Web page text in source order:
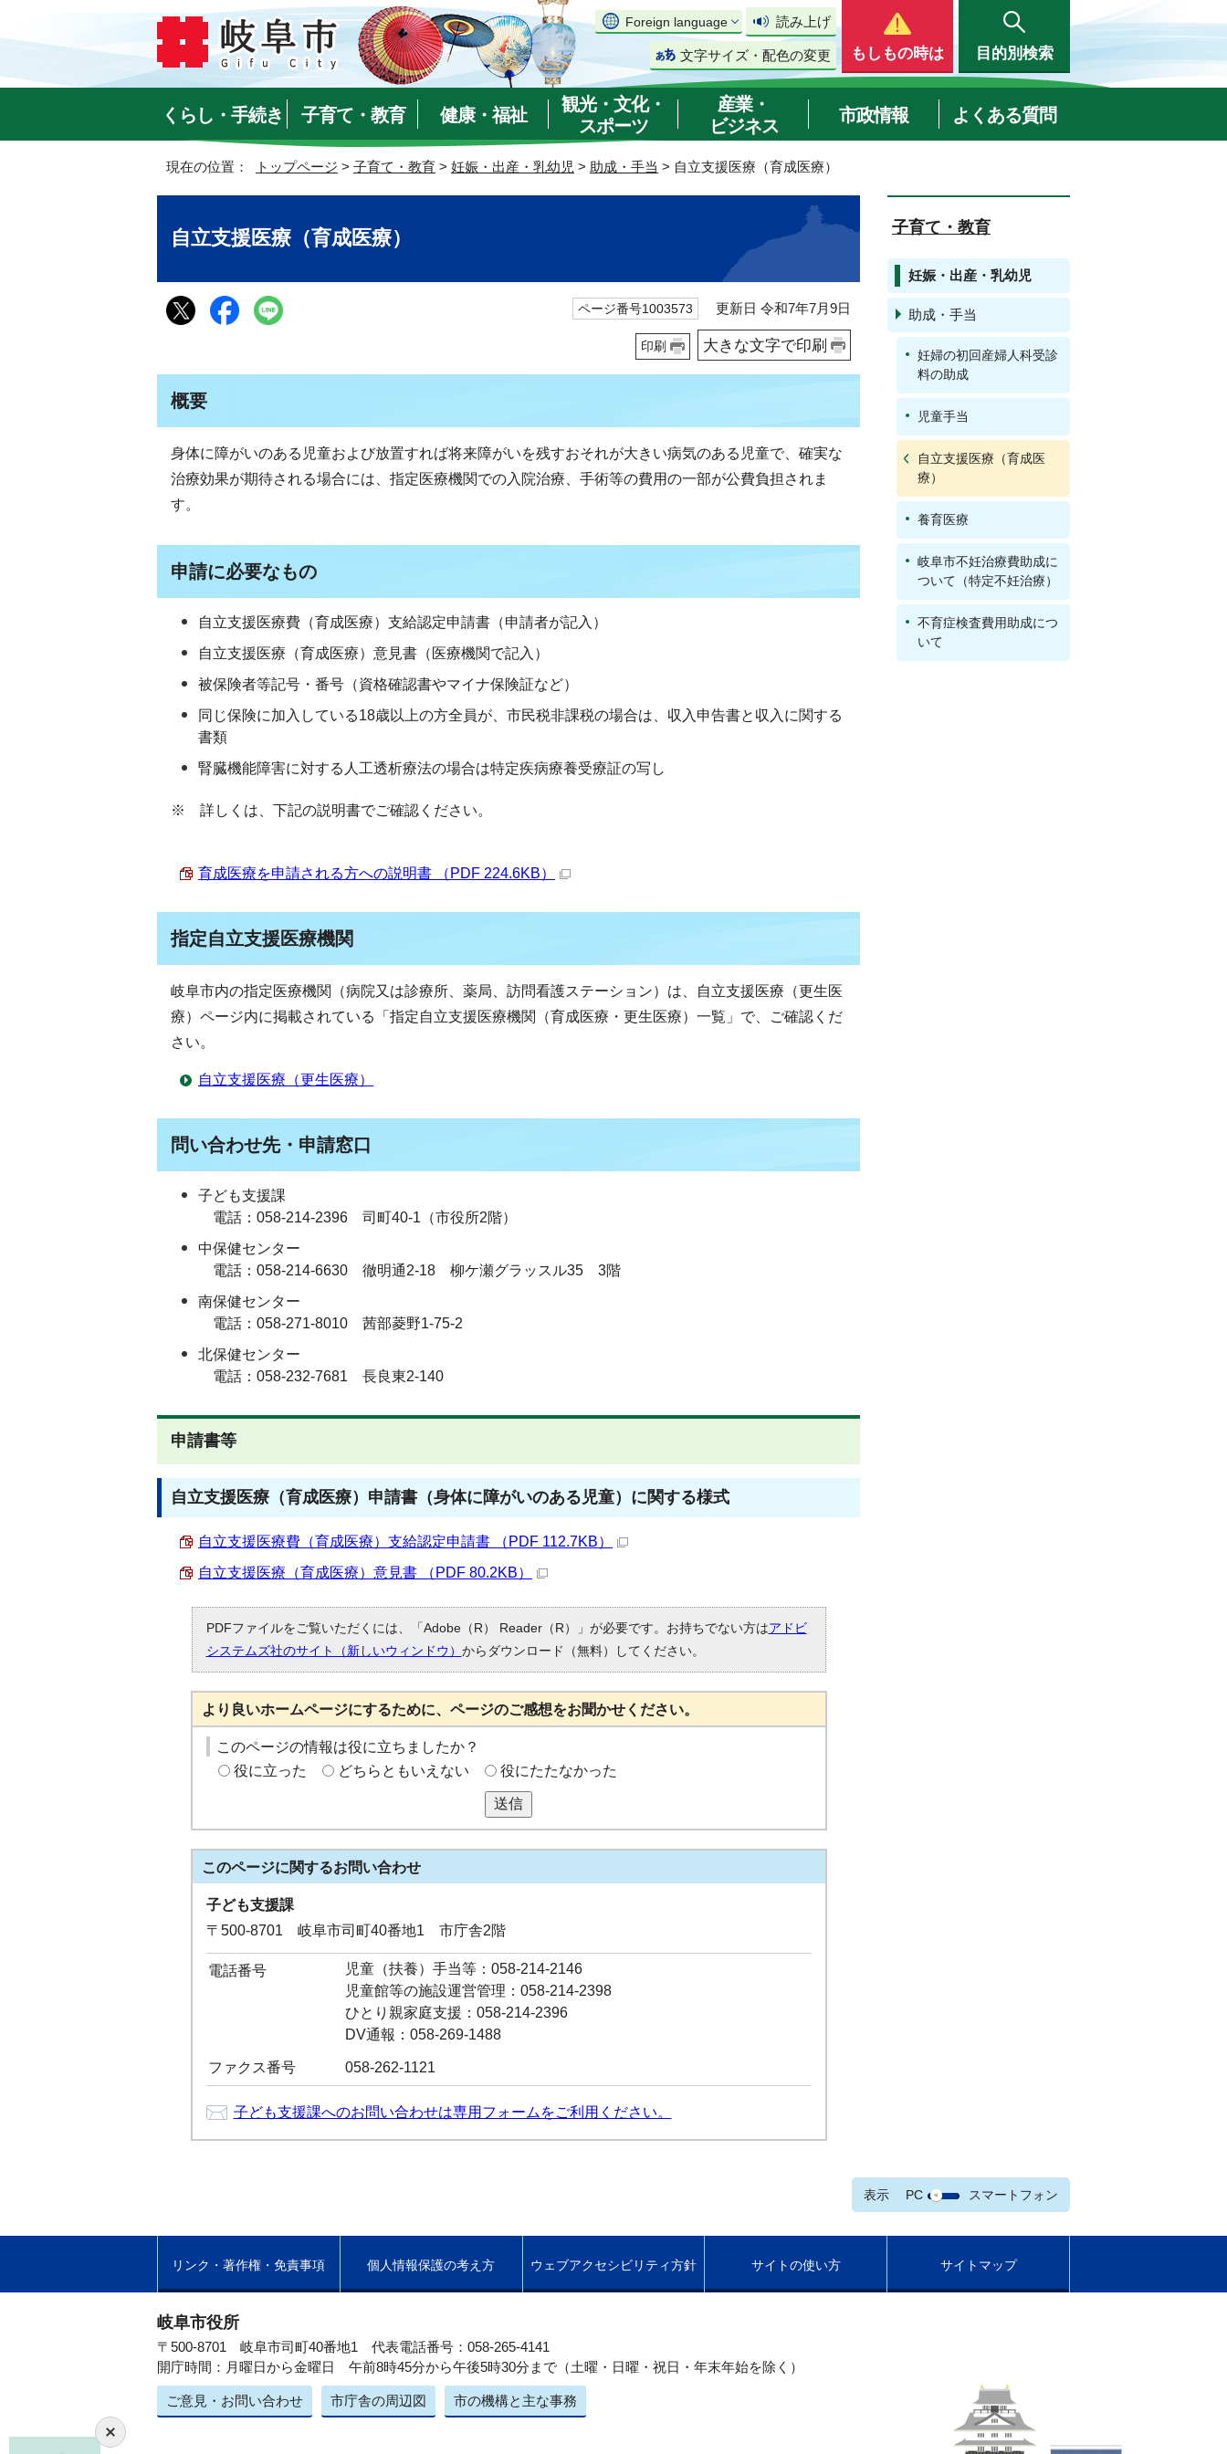
Foreign language 読み上げ
文字サイズ・配色の変更 もしもの時は 目的別検索
くらし・手続き 子育て・教育 健康・福祉
観光・文化・
スポーツ
産業・
ビジネス
市政情報 よくある質問
現在の位置： トップページ > 子育て・教育 > 妊娠・出産・乳幼児 > 助成・手当 > 自立支援医療（育成医療）
自立支援医療（育成医療）
ページ番号1003573 更新日 令和7年7月9日
印刷 大きな文字で印刷
概要
身体に障がいのある児童および放置すれば将来障がいを残すおそれが大きい病気のある児童で、確実な
治療効果が期待される場合には、指定医療機関での入院治療、手術等の費用の一部が公費負担されま
す。
申請に必要なもの
自立支援医療費（育成医療）支給認定申請書（申請者が記入）
自立支援医療（育成医療）意見書（医療機関で記入）
被保険者等記号・番号（資格確認書やマイナ保険証など）
同じ保険に加入している18歳以上の方全員が、市民税非課税の場合は、収入申告書と収入に関する
書類
腎臓機能障害に対する人工透析療法の場合は特定疾病療養受療証の写し
※ 詳しくは、下記の説明書でご確認ください。
育成医療を申請される方への説明書 （PDF 224.6KB）
指定自立支援医療機関
岐阜市内の指定医療機関（病院又は診療所、薬局、訪問看護ステーション）は、自立支援医療（更生医
療）ページ内に掲載されている「指定自立支援医療機関（育成医療・更生医療）一覧」で、ご確認くだ
さい。
自立支援医療（更生医療）
問い合わせ先・申請窓口
子ども支援課
電話：058-214-2396 司町40-1（市役所2階）
中保健センター
電話：058-214-6630 徹明通2-18 柳ケ瀬グラッスル35 3階
南保健センター
電話：058-271-8010 茜部菱野1-75-2
北保健センター
電話：058-232-7681 長良東2-140
申請書等
自立支援医療（育成医療）申請書（身体に障がいのある児童）に関する様式
自立支援医療費（育成医療）支給認定申請書 （PDF 112.7KB）
自立支援医療（育成医療）意見書 （PDF 80.2KB）
PDFファイルをご覧いただくには、「Adobe（R） Reader（R）」が必要です。お持ちでない方はアドビ
システムズ社のサイト（新しいウィンドウ） からダウンロード（無料）してください。
より良いホームページにするために、ページのご感想をお聞かせください。
このページの情報は役に立ちましたか？
役に立った
どちらともいえない 役にたたなかった
送信
このページに関するお問い合わせ
子ども支援課
〒500-8701 岐阜市司町40番地1 市庁舎2階
電話番号
児童（扶養）手当等：058-214-2146
児童館等の施設運営管理：058-214-2398
ひとり親家庭支援：058-214-2396
DV通報：058-269-1488
ファクス番号 058-262-1121
子ども支援課へのお問い合わせは専用フォームをご利用ください。
子育て・教育
妊娠・出産・乳幼児
助成・手当
妊婦の初回産婦人科受診
料の助成
児童手当
自立支援医療（育成医
療）
養育医療
岐阜市不妊治療費助成に
ついて（特定不妊治療）
不育症検査費用助成につ
いて
表示 PC スマートフォン
リンク・著作権・免責事項 個人情報保護の考え方 ウェブアクセシビリティ方針 サイトの使い方 サイトマップ
岐阜市役所
〒500-8701 岐阜市司町40番地1 代表電話番号：058-265-4141
開庁時間：月曜日から金曜日 午前8時45分から午後5時30分まで（土曜・日曜・祝日・年末年始を除く）
ご意見・お問い合わせ 市庁舎の周辺図 市の機構と主な事務